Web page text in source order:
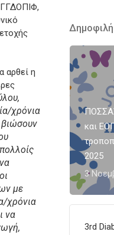
αρθεί η
χρόνια
βιώσουν
με
χρόνια
να
Δημοφιλή
και
2025
3
3rd